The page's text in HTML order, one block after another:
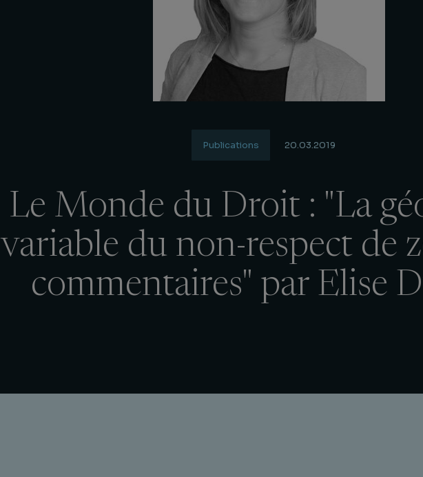
Publications 20.03.2019
Le Monde du Droit : "La
variable du non-respect de
commentaires" par Elise